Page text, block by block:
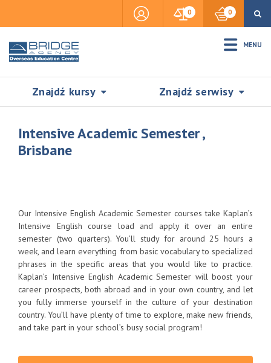
0 0
MENU
Znajdź kursy Znajdź serwisy
SZUKAJ
Visas & Legal Stay
Intensive Academic Semester ,
Brisbane
Our Intensive English Academic Semester courses take Kaplan’s
Intensive English course load and apply it over an entire
semester (two quarters). You’ll study for around 25 hours a
week, and learn everything from basic vocabulary to specialized
phrases in the specific areas that you would like to practice.
Kaplan’s Intensive English Academic Semester will boost your
career prospects, both abroad and in your own country, and let
you fully immerse yourself in the culture of your destination
country. You’ll have plenty of time to explore, make new friends,
and take part in your school’s busy social program!